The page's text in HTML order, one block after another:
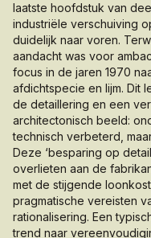
laatste hoofdstuk van
industriële verschuiving
duidelijk naar voren.
aandacht was voor
focus in de jaren 1970
afdichtspecie en lijm. Dit
de detaillering en een
architectonisch beeld:
technisch verbeterd,
Deze ‘besparing op
overlieten aan de
met de stijgende
pragmatische vereisten
rationalisering. Een
trend naar